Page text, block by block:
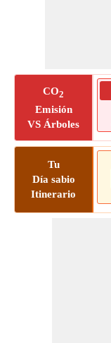
CO2
Emisión
VS Árboles
Tu
Día sabio
Itinerario